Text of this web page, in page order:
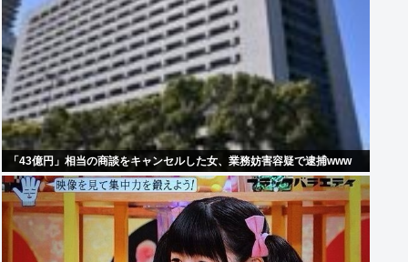
「43億円」相当の商談をキャンセルした女、業務妨害容疑で逮捕www